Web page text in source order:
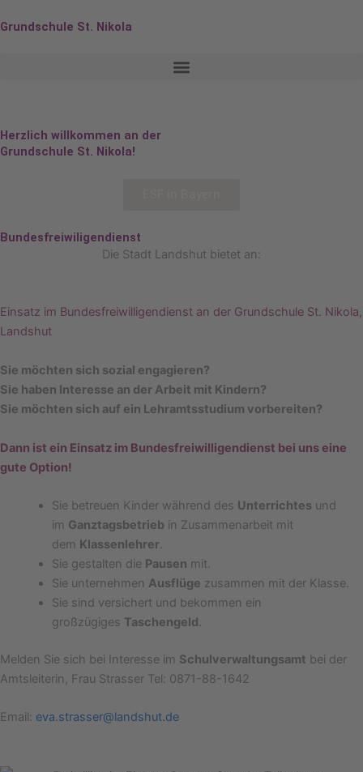
Inhalt
Grundschule St. Nikola
Herzlich willkommen an der
Grundschule St. Nikola!
Bundesfreiwiligendienst
Die Stadt Landshut bietet an:
Einsatz im Bundesfreiwilligendienst an der Grundschule St. Nikola,
Landshut
Sie möchten sich sozial engagieren?
Sie haben Interesse an der Arbeit mit Kindern?
Sie möchten sich auf ein Lehramtsstudium vorbereiten?
Dann ist ein Einsatz im Bundesfreiwilligendienst bei uns eine
gute Option!
Sie betreuen Kinder während des Unterrichtes und
im Ganztagsbetrieb in Zusammenarbeit mit
dem Klassenlehrer.
Sie gestalten die Pausen mit.
Sie unternehmen Ausflüge zusammen mit der Klasse.
Sie sind versichert und bekommen ein
großzügiges Taschengeld.
Melden Sie sich bei Interesse im Schulverwaltungsamt bei der
Amtsleiterin, Frau Strasser Tel: 0871-88-1642
Email: eva.strasser@landshut.de